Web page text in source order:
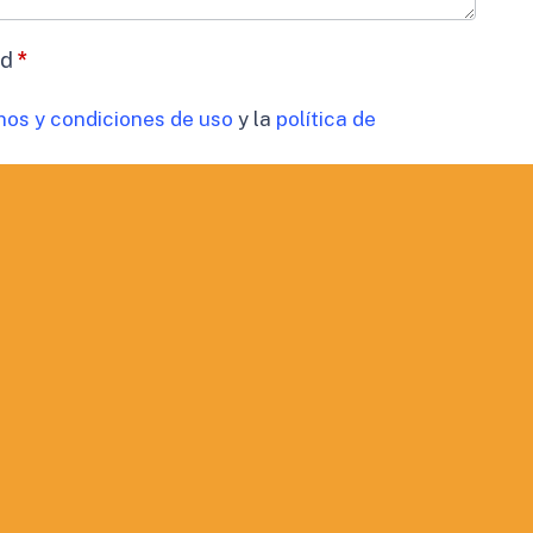
*
y condiciones de uso y la política de